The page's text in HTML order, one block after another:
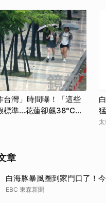
台灣」時間曝！「這些
標準…花蓮卻飆38°C高
章
白海豚暴風圈到家門口了！
EBC 東森新聞